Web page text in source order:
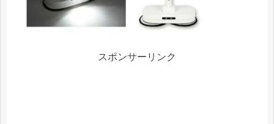
スポンサーリンク